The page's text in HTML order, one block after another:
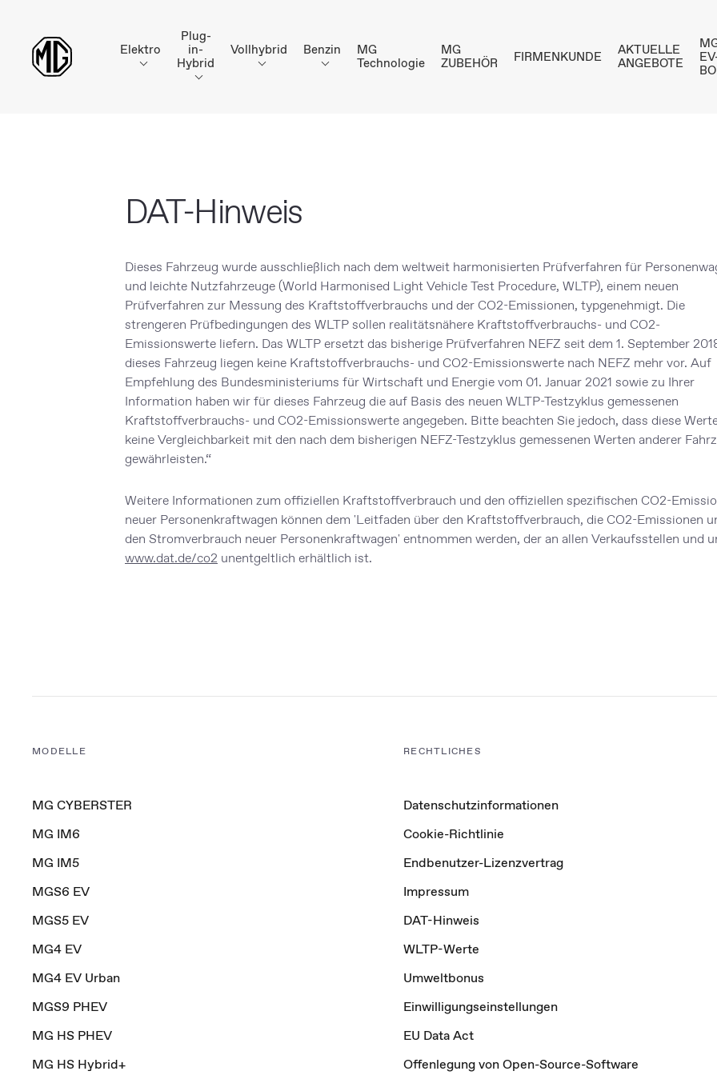
Elektro
Plug-
in-
Hybrid
Vollhybrid Benzin
MG
Technologie
MG
ZUBEHÖR
FIRMENKUNDE
AKTUELLE
ANGEBOTE
DAT-Hinweis
Dieses Fahrzeug wurde ausschließlich nach dem weltweit harmonisierten Prüfverfahren für
und leichte Nutzfahrzeuge (World Harmonised Light Vehicle Test Procedure, WLTP), einem neuen
Prüfverfahren zur Messung des Kraftstoffverbrauchs und der CO2-Emissionen, typgenehmigt. Die
strengeren Prüfbedingungen des WLTP sollen realitätsnähere Kraftstoffverbrauchs- und CO2-
Emissionswerte liefern. Das WLTP ersetzt das bisherige Prüfverfahren NEFZ seit dem 1. September
dieses Fahrzeug liegen keine Kraftstoffverbrauchs- und CO2-Emissionswerte nach NEFZ mehr vor. Auf
Empfehlung des Bundesministeriums für Wirtschaft und Energie vom 01. Januar 2021 sowie zu Ihrer
Information haben wir für dieses Fahrzeug die auf Basis des neuen WLTP-Testzyklus gemessenen
Kraftstoffverbrauchs- und CO2-Emissionswerte angegeben. Bitte beachten Sie jedoch, dass diese
keine Vergleichbarkeit mit den nach dem bisherigen NEFZ-Testzyklus gemessenen Werten anderer
gewährleisten.“
Weitere Informationen zum offiziellen Kraftstoffverbrauch und den offiziellen spezifischen CO2-
neuer Personenkraftwagen können dem 'Leitfaden über den Kraftstoffverbrauch, die CO2-Emissionen
den Stromverbrauch neuer Personenkraftwagen' entnommen werden, der an allen Verkaufsstellen und
www.dat.de/co2 unentgeltlich erhältlich ist.
MODELLE
MG CYBERSTER
MG IM6
MG IM5
MGS6 EV
MGS5 EV
MG4 EV
MG4 EV Urban
MGS9 PHEV
MG HS PHEV
MG HS Hybrid+
RECHTLICHES
Datenschutzinformationen
Cookie-Richtlinie
Endbenutzer-Lizenzvertrag
Impressum
DAT-Hinweis
WLTP-Werte
Umweltbonus
Einwilligungseinstellungen
EU Data Act
Offenlegung von Open-Source-Software